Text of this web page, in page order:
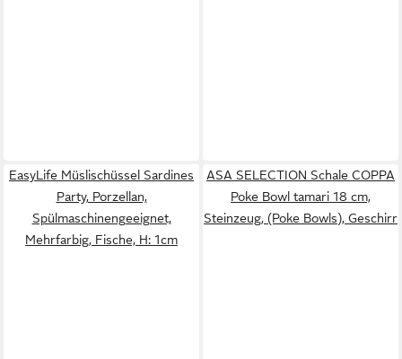
EasyLife Müslischüssel Sardines
Party, Porzellan,
Spülmaschinengeeignet,
Mehrfarbig, Fische, H: 1cm
ASA SELECTION Schale COPPA
Poke Bowl tamari 18 cm,
Steinzeug, (Poke Bowls), Geschirr